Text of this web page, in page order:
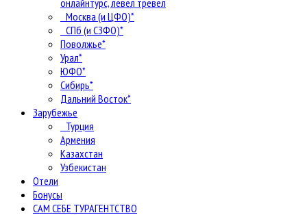
Москва (и ЦФО)*
СПб (и СЗФО)*
Поволжье*
Урал*
ЮФО*
Сибирь*
Дальний Восток*
Зарубежье
Турция
Армения
Казахстан
Узбекистан
Отели
Бонусы
САМ СЕБЕ ТУРАГЕНТСТВО